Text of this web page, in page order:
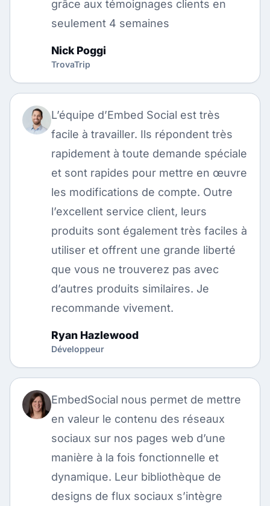
grâce aux témoignages clients en
seulement 4 semaines
Nick Poggi
TrovaTrip
L’équipe d’Embed Social est très
facile à travailler. Ils répondent très
rapidement à toute demande spéciale
et sont rapides pour mettre en œuvre
les modifications de compte. Outre
l’excellent service client, leurs
produits sont également très faciles à
utiliser et offrent une grande liberté
que vous ne trouverez pas avec
d’autres produits similaires. Je
recommande vivement.
Ryan Hazlewood
Développeur
EmbedSocial nous permet de mettre
en valeur le contenu des réseaux
sociaux sur nos pages web d’une
manière à la fois fonctionnelle et
dynamique. Leur bibliothèque de
designs de flux sociaux s’intègre